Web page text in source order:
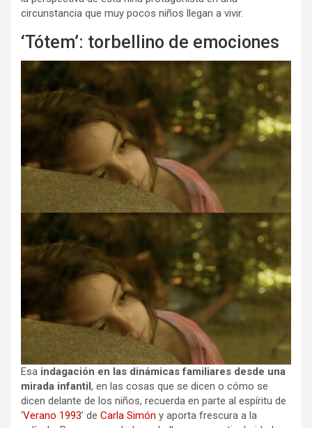
circunstancia que muy pocos niños llegan a vivir.
‘Tótem’: torbellino de emociones
Esa indagación en las dinámicas familiares desde una
mirada infantil, en las cosas que se dicen o cómo se
dicen delante de los niños, recuerda en parte al espíritu de
‘Verano 1993’ de Carla Simón y aporta frescura a la